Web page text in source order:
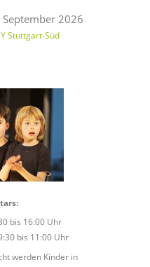
2026
Stuttgart-Süd
bis 16:00 Uhr
bis 11:00 Uhr
werden Kinder in